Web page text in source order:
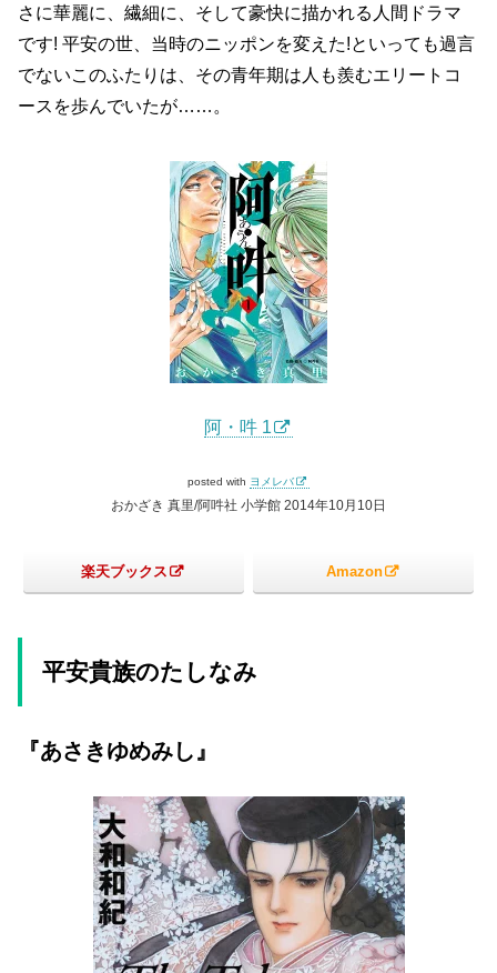
さに華麗に、繊細に、そして豪快に描かれる人間ドラマ
です! 平安の世、当時のニッポンを変えた!といっても過言
でないこのふたりは、その青年期は人も羨むエリートコ
ースを歩んでいたが……。
阿・吽 1
posted with ヨメレバ
おかざき 真里/阿吽社 小学館 2014年10月10日
楽天ブックス Amazon
平安貴族のたしなみ
『あさきゆめみし』